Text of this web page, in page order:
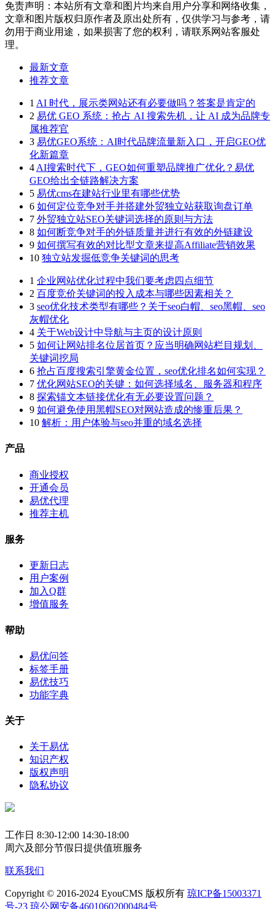
免责声明：本站所有文章和图片均来自用户分享和网络收集，
文章和图片版权归原作者及原出处所有，仅供学习与参考，请
勿用于商业用途，如果损害了您的权利，请联系网站客服处
理。
最新文章
推荐文章
1 AI 时代，展示类网站还有必要做吗？答案是肯定的
2 易优 GEO 系统：抢占 AI 搜索先机，让 AI 成为品牌专
属推荐官
3 易优GEO系统：AI时代品牌流量新入口，开启GEO优
化新篇章
4 AI搜索时代下，GEO如何重塑品牌推广优化？易优
GEO给出全链路解决方案
5 易优cms在建站行业里有哪些优势
6 如何定位竞争对手并搭建外贸独立站获取询盘订单
7 外贸独立站SEO关键词选择的原则与方法
8 如何断竞争对手的外链质量并进行有效的外链建设
9 如何撰写有效的对比型文章来提高Affiliate营销效果
10 独立站发掘低竞争关键词的思考
1 企业网站优化过程中我们要考虑四点细节
2 百度竞价关键词的投入成本与哪些因素相关？
3 seo优化技术类型有哪些？关于seo白帽、seo黑帽、seo
灰帽优化
4 关于Web设计中导航与主页的设计原则
5 如何让网站排名位居首页？应当明确网站栏目规划、
关键词挖局
6 抢占百度搜索引擎黄金位置，seo优化排名如何实现？
7 优化网站SEO的关键：如何选择域名、服务器和程序
8 探索锚文本链接优化有无必要设置问题？
9 如何避免使用黑帽SEO对网站造成的惨重后果？
10 解析：用户体验与seo并重的域名选择
产品
商业授权
开通会员
易优代理
推荐主机
服务
更新日志
用户案例
加入Q群
增值服务
帮助
易优问答
标签手册
易优技巧
功能字典
关于
关于易优
知识产权
版权声明
隐私协议
工作日 8:30-12:00 14:30-18:00
周六及部分节假日提供值班服务
联系我们
Copyright © 2016-2024 EyouCMS 版权所有 琼ICP备15003371
号-23 琼公网安备46010602000484号